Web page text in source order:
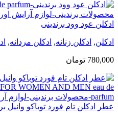
ادکلن عود وود برندینی
ادکلن, ادکلن زنانه, ادکلن مردانه,
780,000 تومان
عطر ادکلن تام فورد توباکو وانیل